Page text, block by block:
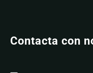
Contacta con